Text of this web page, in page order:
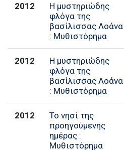
2012
Η μυστηριώδης
φλόγα της
βασίλισσας Λοάνα
: Μυθιστόρημα
2012
Η μυστηριώδης
φλόγα της
βασίλισσας Λοάνα
: Μυθιστόρημα
2012
Το νησί της
προηγούμενης
ημέρας :
Μυθιστόρημα